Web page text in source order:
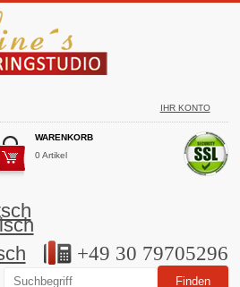
IHR KONTO
WARENKORB
0 Artikel
+49 30 79705296